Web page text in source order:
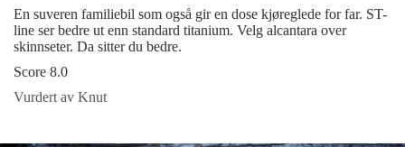
En suveren familiebil som også gir en dose kjøreglede for far. ST-
line ser bedre ut enn standard titanium. Velg alcantara over
skinnseter. Da sitter du bedre.
Score 8.0
Vurdert av Knut